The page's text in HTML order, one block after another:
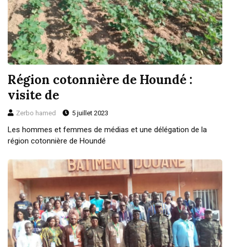
Région cotonnière de Houndé :
visite de
Zerbo hamed 5 juillet 2023
Les hommes et femmes de médias et une délégation de la
région cotonnière de Houndé